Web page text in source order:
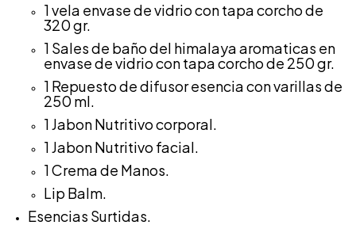
1 vela envase de vidrio con tapa corcho de
320 gr.
1 Sales de baño del himalaya aromaticas en
envase de vidrio con tapa corcho de 250 gr.
1 Repuesto de difusor esencia con varillas de
250 ml.
1 Jabon Nutritivo corporal.
1 Jabon Nutritivo facial.
1 Crema de Manos.
Lip Balm.
Esencias Surtidas.